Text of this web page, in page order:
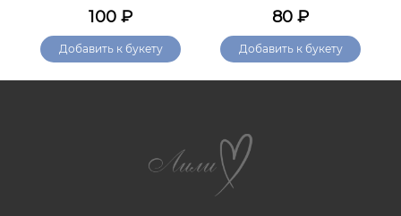
100 ₽
Добавить к букету
80 ₽
Добавить к букету